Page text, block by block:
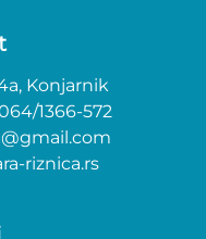
Konjarnik
1366-572
riznica.rs